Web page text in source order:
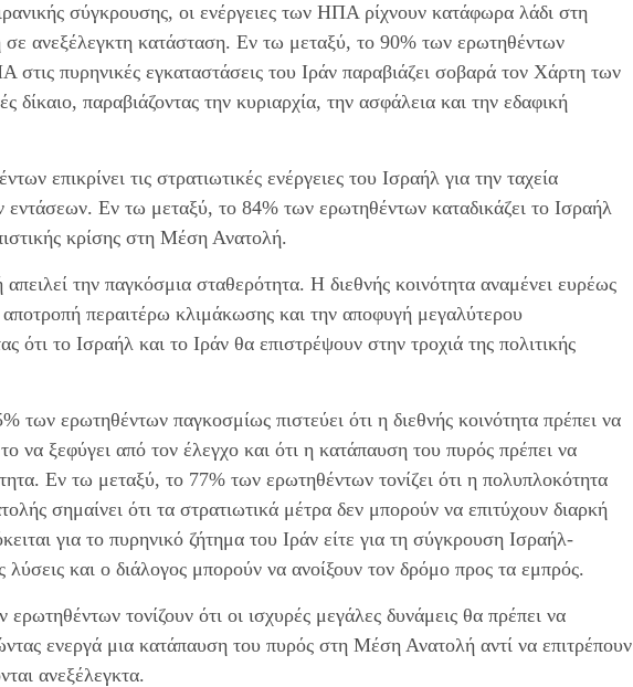
σύγκρουσης, οι ενέργειες των ΗΠΑ ρίχνουν κατάφωρα λάδι στη
ανεξέλεγκτη κατάσταση. Εν τω μεταξύ, το 90% των ερωτηθέντων
στις πυρηνικές εγκαταστάσεις του Ιράν παραβιάζει σοβαρά τον Χάρτη των
παραβιάζοντας την κυριαρχία, την ασφάλεια και την εδαφική
επικρίνει τις στρατιωτικές ενέργειες του Ισραήλ για την ταχεία
Εν τω μεταξύ, το 84% των ερωτηθέντων καταδικάζει το Ισραήλ
κρίσης στη Μέση Ανατολή.
την παγκόσμια σταθερότητα. Η διεθνής κοινότητα αναμένει ευρέως
περαιτέρω κλιμάκωσης και την αποφυγή μεγαλύτερου
ότι το Ισραήλ και το Ιράν θα επιστρέψουν στην τροχιά της πολιτικής
των ερωτηθέντων παγκοσμίως πιστεύει ότι η διεθνής κοινότητα πρέπει να
να ξεφύγει από τον έλεγχο και ότι η κατάπαυση του πυρός πρέπει να
Εν τω μεταξύ, το 77% των ερωτηθέντων τονίζει ότι η πολυπλοκότητα
σημαίνει ότι τα στρατιωτικά μέτρα δεν μπορούν να επιτύχουν διαρκή
για το πυρηνικό ζήτημα του Ιράν είτε για τη σύγκρουση Ισραήλ-
λύσεις και ο διάλογος μπορούν να ανοίξουν τον δρόμο προς τα εμπρός.
ερωτηθέντων τονίζουν ότι οι ισχυρές μεγάλες δυνάμεις θα πρέπει να
ενεργά μια κατάπαυση του πυρός στη Μέση Ανατολή αντί να επιτρέπουν
ανεξέλεγκτα.